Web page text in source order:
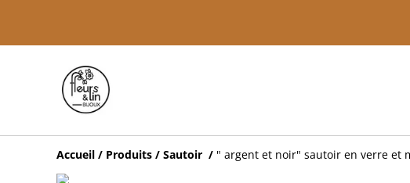
Accueil / Produits / Sautoir / " argent et noir" sautoir en verre et